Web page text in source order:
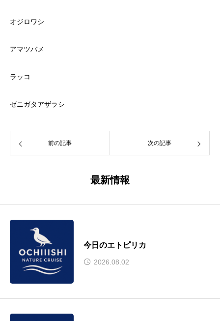
オジロワシ
アマツバメ
ラッコ
ゼニガタアザラシ
前の記事 次の記事
最新情報
今日のエトピリカ
2026.08.02